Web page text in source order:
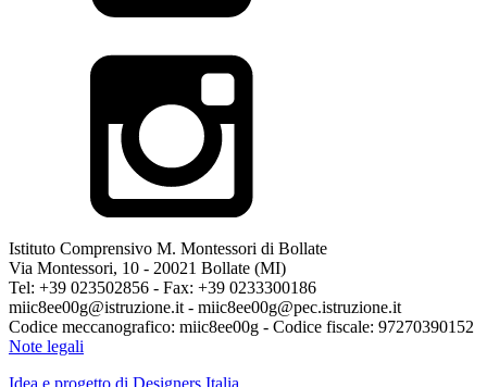
Istituto Comprensivo M. Montessori di Bollate
Via Montessori, 10 - 20021 Bollate (MI)
Tel: +39 023502856 - Fax: +39 0233300186
miic8ee00g@istruzione.it - miic8ee00g@pec.istruzione.it
Codice meccanografico: miic8ee00g - Codice fiscale: 97270390152
Note legali
Idea e progetto di Designers Italia